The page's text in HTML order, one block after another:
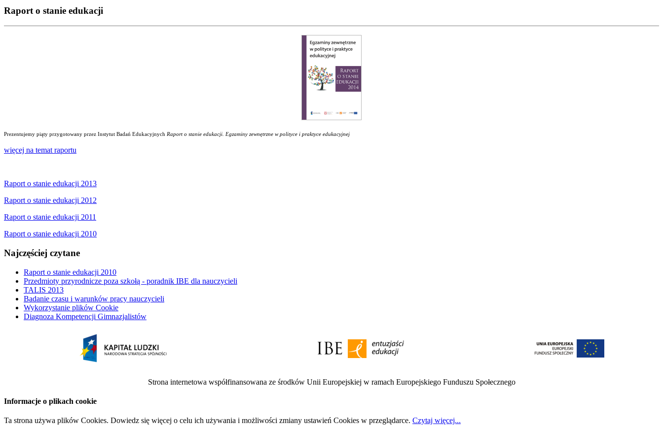
Raport o stanie edukacji
Prezentujemy piąty przygotowany przez Instytut Badań Edukacyjnych Raport o stanie edukacji. Egzaminy zewnętrzne w polityce i praktyce edukacyjnej
więcej na temat raportu
Raport o stanie edukacji 2013
Raport o stanie edukacji 2012
Raport o stanie edukacji 2011
Raport o stanie edukacji 2010
Najczęściej czytane
Raport o stanie edukacji 2010
Przedmioty przyrodnicze poza szkołą - poradnik IBE dla nauczycieli
TALIS 2013
Badanie czasu i warunków pracy nauczycieli
Wykorzystanie plików Cookie
Diagnoza Kompetencji Gimnazjalistów
Strona internetowa współfinansowana ze środków Unii Europejskiej w ramach Europejskiego Funduszu Społecznego
Informacje o plikach cookie
Ta strona używa plików Cookies. Dowiedz się więcej o celu ich używania i możliwości zmiany ustawień Cookies w przeglądarce. Czytaj więcej...